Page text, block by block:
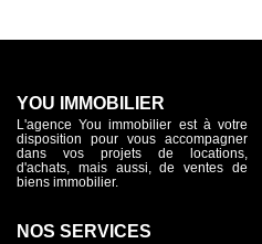
YOU IMMOBILIER
L'agence You immobilier est à votre
disposition pour vous accompagner
dans vos projets de locations,
d'achats, mais aussi, de ventes de
biens immobilier.
NOS SERVICES